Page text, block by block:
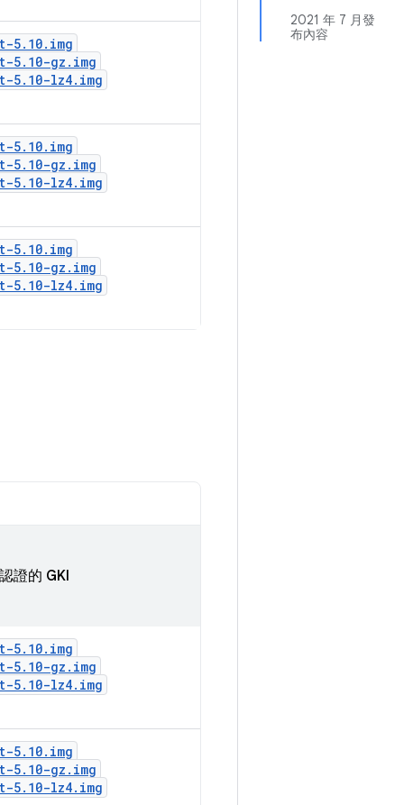
2021 年 7 月發
布內容
5. 10. img
5. 10-gz . img
5. 10-lz4. img
5. 10. img
5. 10-gz . img
5. 10-lz4. img
5. 10. img
5. 10-gz . img
5. 10-lz4. img
證的 GKI
5. 10. img
5. 10-gz . img
5. 10-lz4. img
5. 10. img
5. 10-gz . img
5. 10-lz4. img